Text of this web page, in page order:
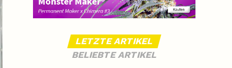
LETZTE ARTIKEL
BELIEBTE ARTIKEL